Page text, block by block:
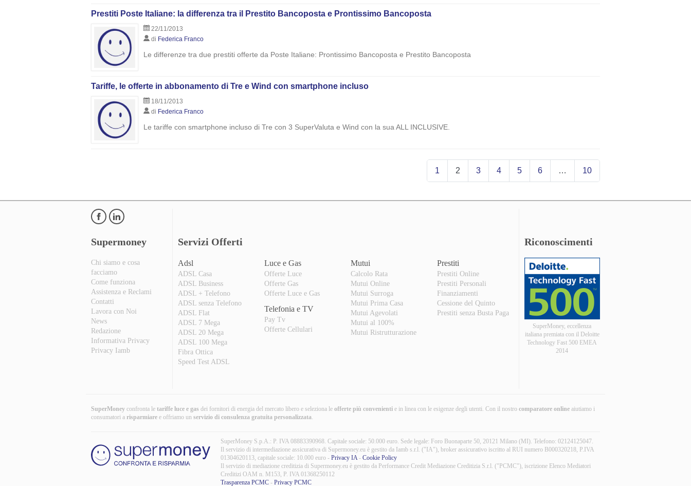
Prestiti Poste Italiane: la differenza tra il Prestito Bancoposta e Prontissimo Bancoposta
22/11/2013
di Federica Franco
Le differenze tra due prestiti offerte da Poste Italiane: Prontissimo Bancoposta e Prestito Bancoposta
Tariffe, le offerte in abbonamento di Tre e Wind con smartphone incluso
18/11/2013
di Federica Franco
Le tariffe con smartphone incluso di Tre con 3 SuperValuta e Wind con la sua ALL INCLUSIVE.
1 2 3 4 5 6 … 10
Supermoney
Chi siamo e cosa
facciamo
Come funziona
Assistenza e Reclami
Contatti
Lavora con Noi
News
Redazione
Informativa Privacy
Privacy Iamb
Servizi Offerti
Adsl
ADSL Casa
ADSL Business
ADSL + Telefono
ADSL senza Telefono
ADSL Flat
ADSL 7 Mega
ADSL 20 Mega
ADSL 100 Mega
Fibra Ottica
Speed Test ADSL
Luce e Gas
Offerte Luce
Offerte Gas
Offerte Luce e Gas
Telefonia e TV
Pay Tv
Offerte Cellulari
Mutui
Calcolo Rata
Mutui Online
Mutui Surroga
Mutui Prima Casa
Mutui Agevolati
Mutui al 100%
Mutui Ristrutturazione
Prestiti
Prestiti Online
Prestiti Personali
Finanziamenti
Cessione del Quinto
Prestiti senza Busta Paga
Riconoscimenti
SuperMoney, eccellenza
italiana premiata con il Deloitte
Technology Fast 500 EMEA
2014
SuperMoney confronta le tariffe luce e gas dei fornitori di energia del mercato libero e seleziona le offerte più convenienti e in linea con le esigenze degli utenti. Con il nostro comparatore online aiutiamo i
consumatori a risparmiare e offriamo un servizio di consulenza gratuita personalizzata.
SuperMoney S.p.A.: P. IVA 08883390968. Capitale sociale: 50.000 euro. Sede legale: Foro Buonaparte 50, 20121 Milano (MI). Telefono: 02124125047.
Il servizio di intermediazione assicurativa di Supermoney.eu è gestito da Iamb s.r.l. ("IA"), broker assicurativo iscritto al RUI numero B000320218, P.IVA
01304620113, capitale sociale: 10.000 euro - Privacy IA- Cookie Policy
Il servizio di mediazione creditizia di Supermoney.eu è gestito da Performance Credit Mediazione Creditizia S.r.l. ("PCMC"), iscrizione Elenco Mediatori
Creditizi OAM n. M153, P. IVA 01368250112
Trasparenza PCMC - Privacy PCMC